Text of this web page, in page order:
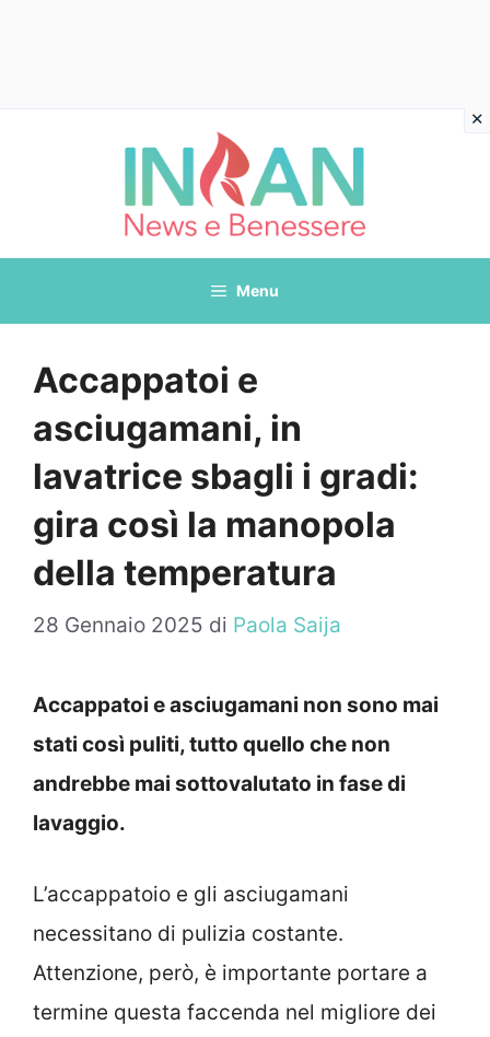
Menu
Accappatoi e
asciugamani, in
lavatrice sbagli i gradi:
gira così la manopola
della temperatura
28 Gennaio 2025 di Paola Saija
Accappatoi e asciugamani non sono mai
stati così puliti, tutto quello che non
andrebbe mai sottovalutato in fase di
lavaggio.
L’accappatoio e gli asciugamani
necessitano di pulizia costante.
Attenzione, però, è importante portare a
termine questa faccenda nel migliore dei